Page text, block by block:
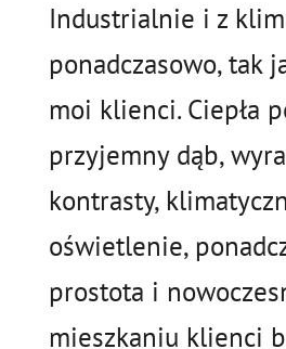
Industrialnie i z
ponadczasowo, tak
moi klienci. Ciepła
przyjemny dąb,
kontrasty,
oświetlenie,
prostota i
mieszkaniu klienci